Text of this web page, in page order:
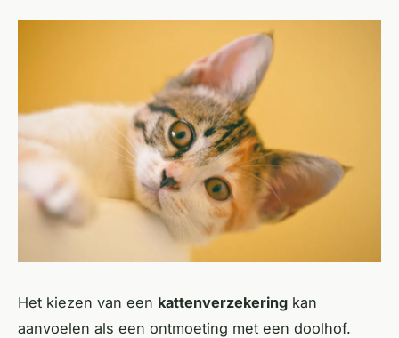
Het kiezen van een kattenverzekering kan
aanvoelen als een ontmoeting met een doolhof.